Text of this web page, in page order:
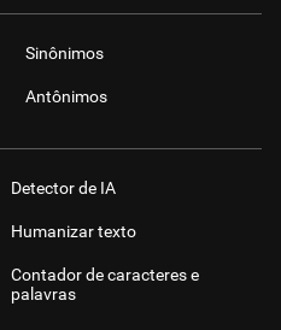
Sinônimos
Antônimos
Detector de IA
Humanizar texto
Contador de caracteres e
palavras